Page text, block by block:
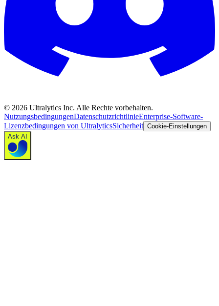
© 2026 Ultralytics Inc. Alle Rechte vorbehalten.
NutzungsbedingungenDatenschutzrichtlinieEnterprise-Software-
Lizenzbedingungen von UltralyticsSicherheit Cookie-Einstellungen
Ask AI